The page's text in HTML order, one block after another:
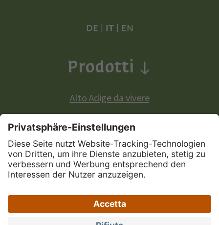
DE IT| EN
Prodotti
Alto Adige da vivere
Prodotti a denominazione di origine europea:
Mappa del sito | Privacy | Credits |
Dichiarazione